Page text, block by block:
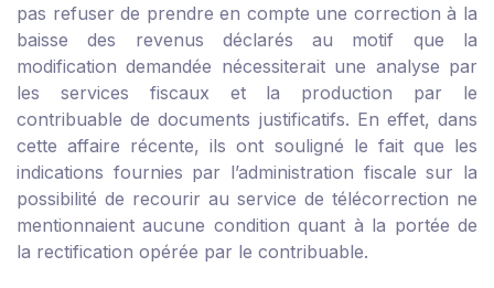
pas refuser de prendre en compte une correction à la
baisse des revenus déclarés au motif que la
modification demandée nécessiterait une analyse par
les services fiscaux et la production par le
contribuable de documents justificatifs. En effet, dans
cette affaire récente, ils ont souligné le fait que les
indications fournies par l’administration fiscale sur la
possibilité de recourir au service de télécorrection ne
mentionnaient aucune condition quant à la portée de
la rectification opérée par le contribuable.